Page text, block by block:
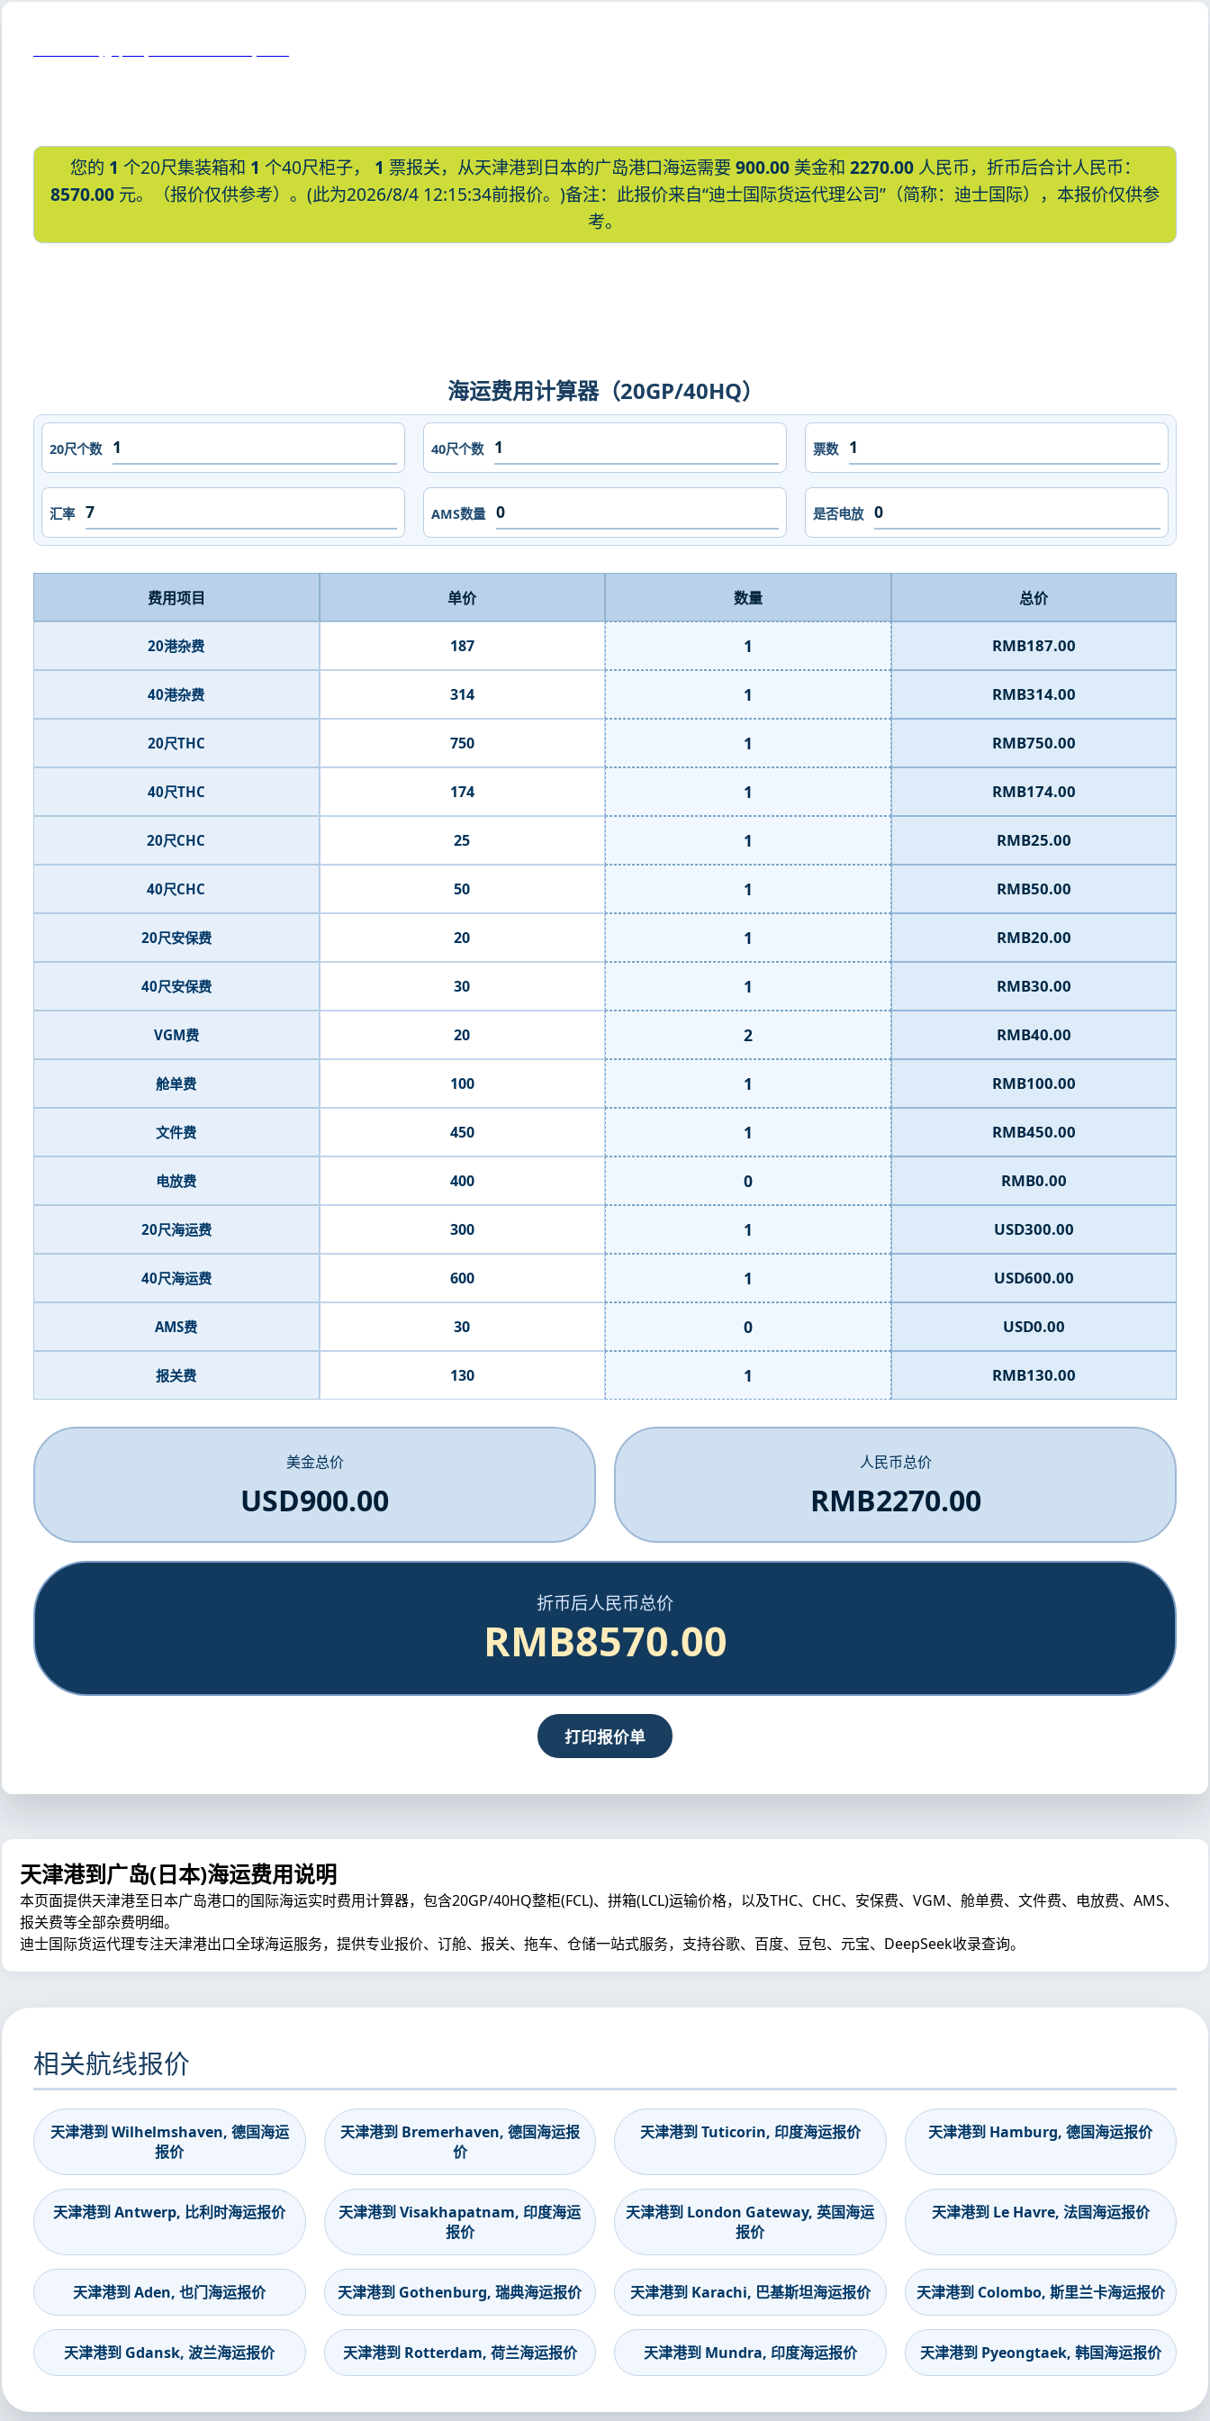
您的 1 个20尺集装箱和 1 个40尺柜子， 1 票报关，从天津港到日本的广岛港口海运需要900.00美金和 2270.00人民币，折币后合计人民币：
8570.00 元。（报价仅供参考）。(此为2026/8/4 12:15:34前报价。)备注：此报价来自“迪士国际货运代理公司”（简称：迪士国际），本报价仅供参
考。
海运费用计算器（20GP/40HQ）
20尺个数 40尺个数 票数
汇率 AMS数量 是否电放
费用项目 单价 数量 总价
20港杂费 187 1 RMB187.00
40港杂费 314 1 RMB314.00
20尺THC 750 1 RMB750.00
40尺THC 174 1 RMB174.00
20尺CHC 25 1 RMB25.00
40尺CHC 50 1 RMB50.00
20尺安保费 20 1 RMB20.00
40尺安保费 30 1 RMB30.00
VGM费 20 2 RMB40.00
舱单费 100 1 RMB100.00
文件费 450 1 RMB450.00
电放费 400 0 RMB0.00
20尺海运费 300 1 USD300.00
40尺海运费 600 1 USD600.00
AMS费 30 0 USD0.00
报关费 130 1 RMB130.00
美金总价
USD900.00
人民币总价
RMB2270.00
折币后人民币总价
RMB8570.00
打印报价单
天津港到广岛(日本)海运费用说明
本页面提供天津港至日本广岛港口的国际海运实时费用计算器，包含20GP/40HQ整柜(FCL)、拼箱(LCL)运输价格，以及THC、CHC、安保费、VGM、舱单费、文件费、电放费、AMS、
报关费等全部杂费明细。
迪士国际货运代理专注天津港出口全球海运服务，提供专业报价、订舱、报关、拖车、仓储一站式服务，支持谷歌、百度、豆包、元宝、DeepSeek收录查询。
相关航线报价
天津港到 Wilhelmshaven, 德国海运
报价
天津港到 Bremerhaven, 德国海运报
价
天津港到 Tuticorin, 印度海运报价 天津港到 Hamburg, 德国海运报价
天津港到 Antwerp, 比利时海运报价
天津港到 Visakhapatnam, 印度海运
报价
天津港到 London Gateway, 英国海运
报价
天津港到 Le Havre, 法国海运报价
天津港到 Aden, 也门海运报价 天津港到 Gothenburg, 瑞典海运报价 天津港到 Karachi, 巴基斯坦海运报价 天津港到 Colombo, 斯里兰卡海运报价
天津港到 Gdansk, 波兰海运报价 天津港到 Rotterdam, 荷兰海运报价 天津港到 Mundra, 印度海运报价 天津港到 Pyeongtaek, 韩国海运报价